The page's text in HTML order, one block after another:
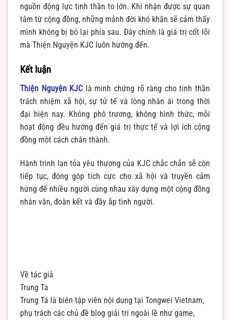
nguồn động lực tinh thần to lớn. Khi nhận được sự quan
tâm từ cộng đồng, những mảnh đời khó khăn sẽ cảm thấy
mình không bị bỏ lại phía sau. Đây chính là giá trị cốt lõi
mà Thiện Nguyện KJC luôn hướng đến.
Kết luận
Thiện Nguyện KJC là minh chứng rõ ràng cho tinh thần
trách nhiệm xã hội, sự tử tế và lòng nhân ái trong thời
đại hiện nay. Không phô trương, không hình thức, mỗi
hoạt động đều hướng đến giá trị thực tế và lợi ích cộng
đồng một cách chân thành.
Hành trình lan tỏa yêu thương của KJC chắc chắn sẽ còn
tiếp tục, đóng góp tích cực cho xã hội và truyền cảm
hứng để nhiều người cùng nhau xây dựng một cộng đồng
nhân văn, đoàn kết và đầy ắp tình người.
Về tác giả
Trung Ta
Trung Tá là biên tập viên nội dung tại Tongwei Vietnam,
phụ trách các chủ đề blog giải trí ngoài lề như game,